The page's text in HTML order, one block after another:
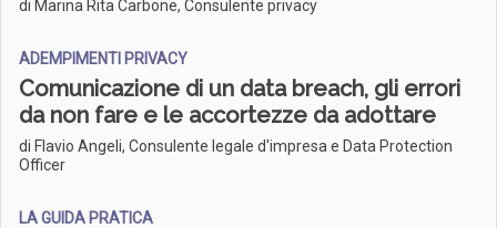
di Marina Rita Carbone, Consulente privacy
ADEMPIMENTI PRIVACY
Comunicazione di un data breach, gli errori
da non fare e le accortezze da adottare
di Flavio Angeli, Consulente legale d'impresa e Data Protection
Officer
LA GUIDA PRATICA